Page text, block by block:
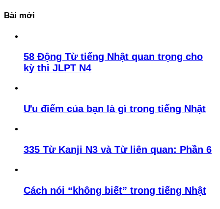
Bài mới
58 Động Từ tiếng Nhật quan trọng cho
kỳ thi JLPT N4
Ưu điểm của bạn là gì trong tiếng Nhật
335 Từ Kanji N3 và Từ liên quan: Phần 6
Cách nói “không biết” trong tiếng Nhật